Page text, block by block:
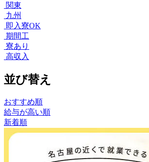
関東
九州
即入寮OK
期間工
寮あり
高収入
並び替え
おすすめ順
給与が高い順
新着順